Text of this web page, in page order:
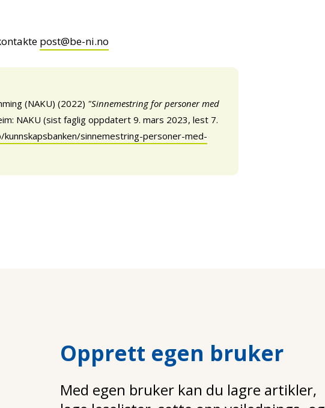
post@be-ni.no
(NAKU) (2022) "Sinnemestring for personer med
NAKU (sist faglig oppdatert 9. mars 2023, lest 7.
kunnskapsbanken/sinnemestring-personer-med-
Opprett egen bruker
Med egen bruker kan du lagre artikler,